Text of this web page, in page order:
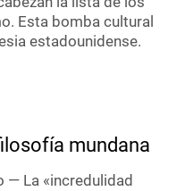
Esta bomba cultural
estadounidense.
mundana
— La «incredulidad